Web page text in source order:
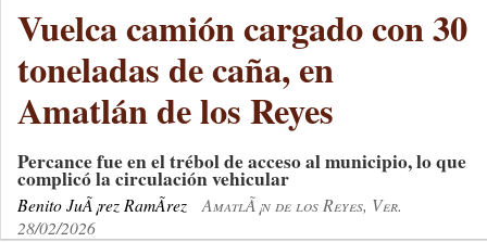
Vuelca camión cargado con 30
toneladas de caña, en
Amatlán de los Reyes
Percance fue en el trébol de acceso al municipio, lo que
complicó la circulación vehicular
Benito JuÃ¡rez RamÃ­rez
AmatlÃ¡n de los Reyes, Ver.
28/02/2026